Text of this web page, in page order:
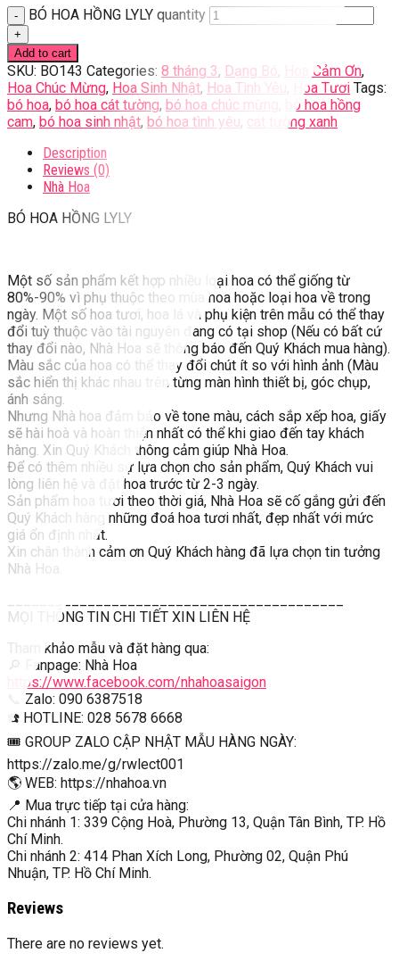
BÓ HOA HỒNG LYLY quantity
Add to cart
SKU: BO143 Categories: 8 tháng 3, Dạng Bó Hoa Cảm Ơn,
Hoa Chúc Mừng, Hoa Sinh Nhật, Hoa Tình Yêu Hoa Tươi Tags:
bó hoa, bó hoa cát tường, bó hoa chúc mừng
bó hoa hồng
cam, bó hoa sinh nhật, bó hoa tình yêu, cat tường xanh
Description
Reviews (0)
Nhà Hoa
BÓ HOA HỒNG LYLY
Một số sản phẩm kết hợp nhiều loại hoa có thể giống từ
80%-90% vì phụ thuộc theo mùa hoa hoặc loại hoa về trong
ngày. Một số hoa tươi, hoa lá và phụ kiện trên mẫu có thể thay
đổi tuỳ thuộc vào tài nguyên đang có tại shop (Nếu có bất cứ
thay đổi nào, Nhà Hoa sẽ thông báo đến Quý Khách mua hàng).
Màu sắc của hoa có thể thay đổi chút ít so với hình ảnh (Màu
sắc hiển thị khác nhau trên từng màn hình thiết bị, góc chụp,
ánh sáng.
Nhưng Nhà hoa đảm bảo về tone màu, cách sắp xếp hoa, giấy
sẽ hài hoà và hoàn thiện nhất có thể khi giao đến tay khách
hàng. Xin Quý Khách thông cảm giúp Nhà Hoa.
Để có thêm nhiều sự lựa chọn cho sản phẩm, Quý Khách vui
lòng liên hệ và đặt hoa trước từ 2-3 ngày.
Sản phẩm hoa tươi theo thời giá, Nhà Hoa sẽ cố gắng gửi đến
Quý Khách hàng những đoá hoa tươi nhất, đẹp nhất với mức
giá ổn định nhất.
Xin chân thành cảm ơn Quý Khách hàng đã lựa chọn tin tưởng
Nhà Hoa.
MỌI THÔNG TIN CHI TIẾT XIN LIÊN HỆ
Tham khảo mẫu và đặt hàng qua:
🔎 Fanpage: Nhà Hoa
https://www.facebook.com/nhahoasaigon
📞 Zalo: 090 6387518
☎️ HOTLINE: 028 5678 6668
🎟 GROUP ZALO CẬP NHẬT MẪU HÀNG NGÀY:
https://zalo.me/g/rwlect001
🌎 WEB: https://nhahoa.vn
📍 Mua trực tiếp tại cửa hàng:
Chi nhánh 1: 339 Cộng Hoà, Phường 13, Quận Tân Bình, TP. Hồ
Chí Minh.
Chi nhánh 2: 414 Phan Xích Long, Phường 02, Quận Phú
Nhuận, TP. Hồ Chí Minh.
Reviews
There are no reviews yet.